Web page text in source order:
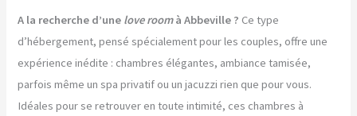
A la recherche d’une love roomà Abbeville ? Ce type
d’hébergement, pensé spécialement pour les couples, offre une
expérience inédite : chambres élégantes, ambiance tamisée,
parfois même un spa privatif ou un jacuzzi rien que pour vous.
Idéales pour se retrouver en toute intimité, ces chambres à